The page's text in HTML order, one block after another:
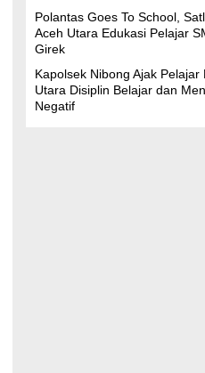
Polantas Goes To School,
Aceh Utara Edukasi Pelajar
Girek
Kapolsek Nibong Ajak Pelajar
Utara Disiplin Belajar dan
Negatif